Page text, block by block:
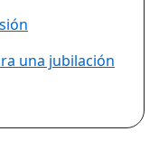
una jubilación